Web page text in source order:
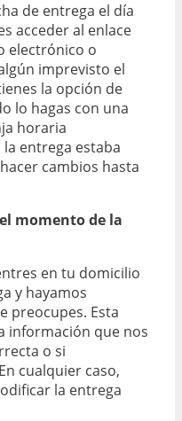
de entrega el día
acceder al enlace
electrónico o
imprevisto el
la opción de
lo hagas con una
horaria
entrega estaba
cambios hasta
momento de la
en tu domicilio
y hayamos
preocupes. Esta
información que nos
o si
cualquier caso,
la entrega